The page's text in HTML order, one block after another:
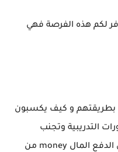
لكم هذه الفرصة فهي
بطريقتهم و كيف يكسبون
التدريبية وتجنب
المال money من